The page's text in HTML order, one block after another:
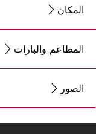
المكان
المطاعم والبارات
الصور